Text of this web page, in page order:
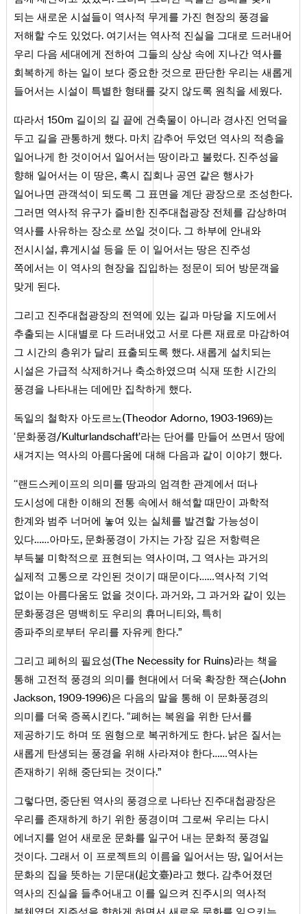
되는 새로운 시설들이 역사적 무게를 가진 현장의 풍경을
저해할 수도 있었다. 여기서는 역사적 진실을 그대로 드러내어
우리 다음 세대에게 전하여 그들의 상상 속에 지나간 역사를
회복하게 하는 일이 보다 중요한 것으로 판단한 우리는 새롭게
들어서는 시설이 특별한 형태를 갖지 않도록 원칙을 세웠다.
따라서 150m 길이의 길 끝에 건축물이 아니라 경사진 언덕을
두고 길을 관통하게 했다. 마치 감추어 두었던 역사의 적층을
일어나게 한 것이어서 일어서는 땅이라고 불렀다. 진주성을
향해 일어서는 이 땅은, 혹시 집회나 공연 같은 행사가
일어나면 관객석이 되도록 그 표면을 계단 광장으로 조성한다.
그러면 역사적 유구가 즐비한 진주대첩광장 전체를 감상하며
역사를 사유하는 장소로 쓰일 것이다. 그 하부에 안내와
전시시설, 휴게시설 등을 둔 이 일어서는 땅은 진주성
쪽에서는 이 역사의 현장을 집입하는 정문이 되어 방문객을
맞게 된다.
그리고 진주대첩광장의 전역에 있는 길과 마당을 지도에서
추출되는 시대별로 다 드러내었고 서로 다른 재료로 마감하여
그 시간의 층위가 달리 표출되도록 했다. 새롭게 설치되는
시설은 가급적 삭제하거나 축소하였으며 식재 또한 시간의
풍경을 나타내는 데에만 집착하게 했다.
독일의 철학자 아도르노(Theodor Adorno, 1903-1969)는
‘문화풍경/Kulturlandschaft’라는 단어를 만들어 쓰면서 땅에
새겨지는 역사의 아름다움에 대해 다음과 같이 이야기 했다.
‘‘랜드스케이프의 의미를 땅과의 엄격한 관계에서 떠나
도시성에 대한 이해의 전통 속에서 해석할 때만이 과학적
한계와 범주 너머에 놓여 있는 실체를 발견할 가능성이
있다……아마도, 문화풍경이 가지는 가장 깊은 저항력은
부득불 미학적으로 표현되는 역사이며, 그 역사는 과거의
실제적 고통으로 각인된 것이기 때문이다……역사적 기억
없이는 아름다움도 없을 것이다. 과거와, 그 과거와 같이 있는
문화풍경은 명백히도 우리의 휴머니티와, 특히
종파주의로부터 우리를 자유케 한다.”
그리고 폐허의 필요성(The Necessity for Ruins)라는 책을
통해 고전적 풍경의 의미를 현대에서 더욱 확장한 잭슨(John
Jackson, 1909-1996)은 다음의 말을 통해 이 문화풍경의
의미를 더욱 증폭시킨다. “폐허는 복원을 위한 단서를
제공하기도 하며 또 원형으로 복귀하게도 한다. 낡은 질서는
새롭게 탄생되는 풍경을 위해 사라져야 한다……역사는
존재하기 위해 중단되는 것이다.”
그렇다면, 중단된 역사의 풍경으로 나타난 진주대첩광장은
우리를 존재하게 하기 위한 풍경이며 그로써 우리는 다시
에너지를 얻어 새로운 문화를 일구어 내는 문화적 풍경일
것이다. 그래서 이 프로젝트의 이름을 일어서는 땅, 일어서는
문화의 집을 뜻하는 기문대(起文臺)라고 했다. 감추어졌던
역사의 진실을 들추어내고 이를 일으켜 진주시의 역사적
본체였던 진주성을 향하게 하면서 새로운 문화를 일으키는